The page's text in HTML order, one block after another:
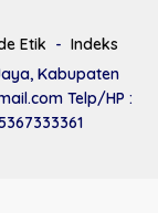
Etik
Indeks
Kabupaten
Telp/HP :